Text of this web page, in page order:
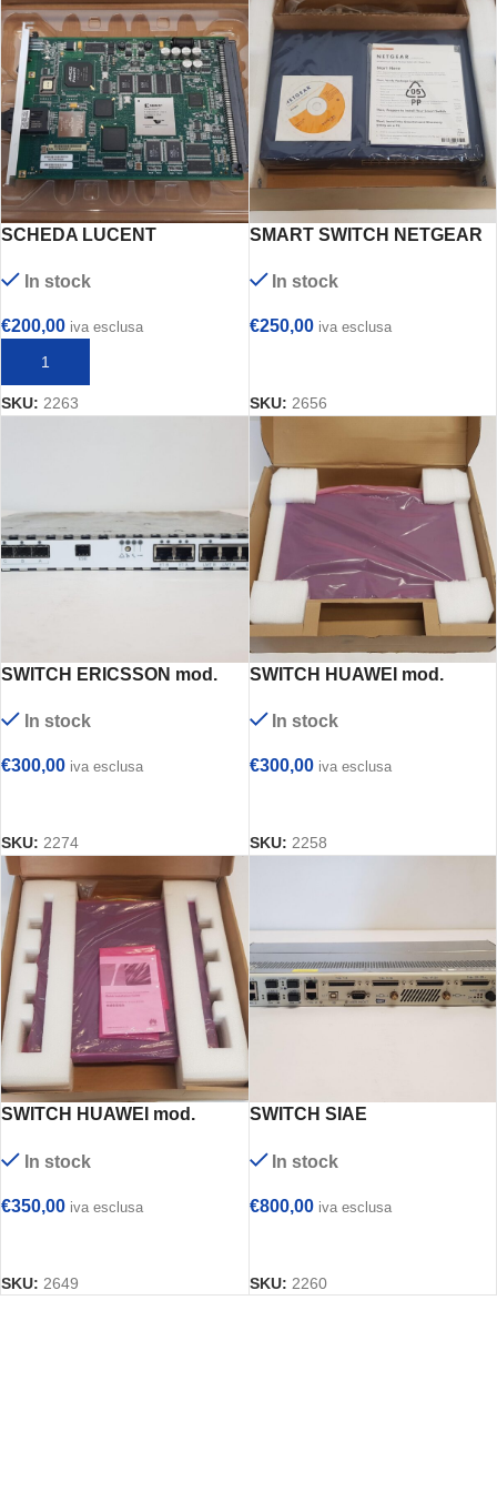
SCHEDA LUCENT
BA7AWTAAAA –
In stock
€200,00 iva esclusa
AGGIUNGI AL CARRELLO
SKU: 2263
SMART SWITCH NETGEAR
In stock
€250,00 iva esclusa
SKU: 2656
SWITCH ERICSSON mod.
In stock
€300,00 iva esclusa
SKU: 2274
SWITCH HUAWEI mod.
In stock
€300,00 iva esclusa
SKU: 2258
SWITCH HUAWEI mod.
In stock
€350,00 iva esclusa
SKU: 2649
SWITCH SIAE
ALCplus2e IDU
In stock
€800,00 iva esclusa
SKU: 2260